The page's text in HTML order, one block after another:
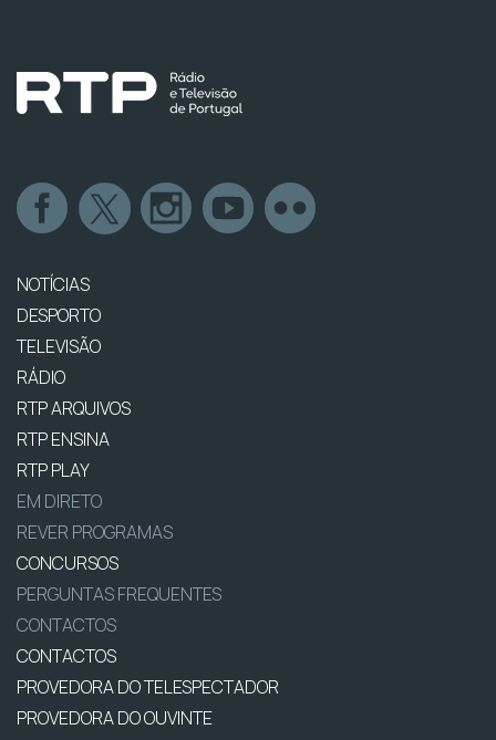
NOTÍCIAS
DESPORTO
TELEVISÃO
RÁDIO
RTP ARQUIVOS
RTP ENSINA
RTP PLAY
EM DIRETO
REVER PROGRAMAS
CONCURSOS
PERGUNTAS FREQUENTES
CONTACTOS
CONTACTOS
PROVEDORA DO TELESPECTADOR
PROVEDORA DO OUVINTE